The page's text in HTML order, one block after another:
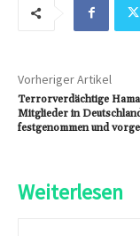
Vorheriger Artikel
Terrorverdächtige
Mitglieder in
festgenommen und
Weiterlesen